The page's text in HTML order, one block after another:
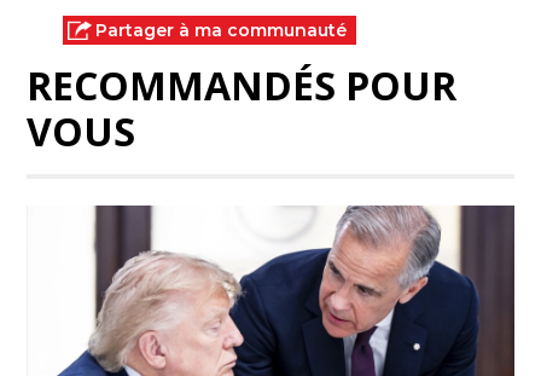
Partager à ma communauté
RECOMMANDÉS POUR
VOUS